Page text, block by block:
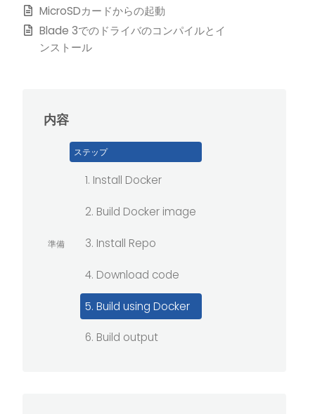
MicroSDカードからの起動
Blade 3でのドライバのコンパイルとイ
ンストール
内容
準備
ステップ
1. Install Docker
2. Build Docker image
3. Install Repo
4. Download code
5. Build using Docker
6. Build output